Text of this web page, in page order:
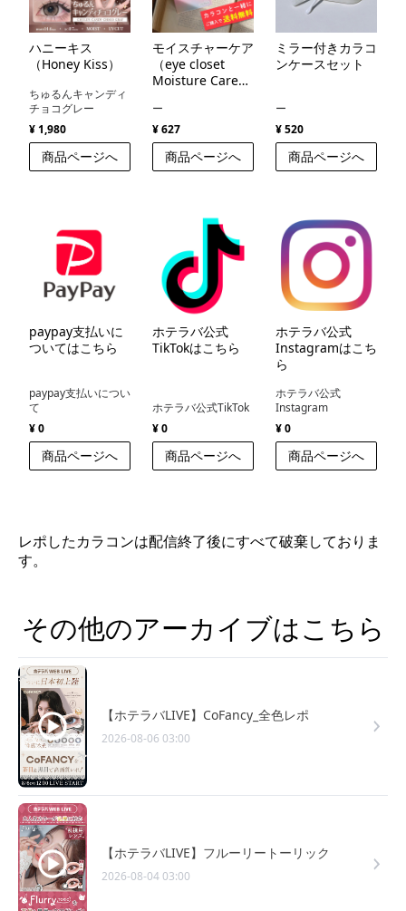
ハニーキス
（Honey Kiss）
ちゅるんキャンディ
チョコグレー
¥ 1,980
商品ページへ
モイスチャーケア
（eye closet
Moisture Care
ー
¥ 627
商品ページへ
ミラー付きカラコ
ンケースセット
ー
¥ 520
商品ページへ
paypay支払いに
ついてはこちら
paypay支払いについ
て
¥ 0
商品ページへ
ホテラバ公式
TikTokはこちら
ホテラバ公式TikTok
¥ 0
商品ページへ
ホテラバ公式
Instagramはこち
ら
ホテラバ公式
Instagram
¥ 0
商品ページへ
レポしたカラコンは配信終了後にすべて破棄しておりま
す。
その他のアーカイブはこちら
【ホテラバLIVE】CoFancy_全色レポ
2026-08-06 03:00
【ホテラバLIVE】フルーリートーリック
2026-08-04 03:00